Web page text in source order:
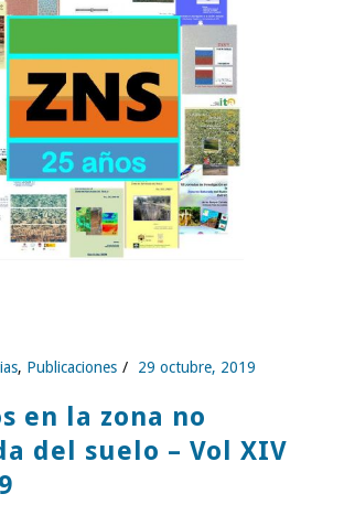
, Publicaciones 29 octubre, 2019
en la zona no
del suelo – Vol XIV